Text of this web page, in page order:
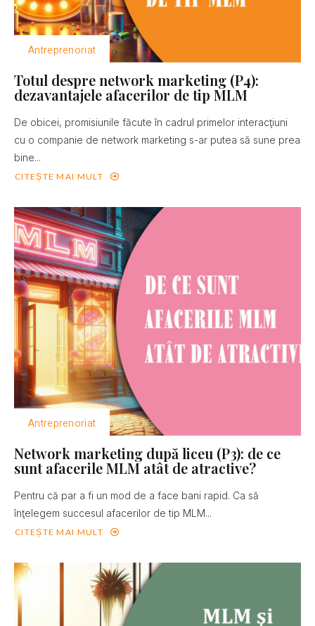
Antreprenoriat
Totul despre network marketing (P4):
dezavantajele afacerilor de tip MLM
De obicei, promisiunile făcute în cadrul primelor interacţiuni
cu o companie de network marketing s-ar putea să sune prea
bine...
CITEȘTE MAI MULT
Antreprenoriat
Network marketing după liceu (P3): de ce
sunt afacerile MLM atât de atractive?
Pentru că par a fi un mod de a face bani rapid. Ca să
înţelegem succesul afacerilor de tip MLM...
CITEȘTE MAI MULT